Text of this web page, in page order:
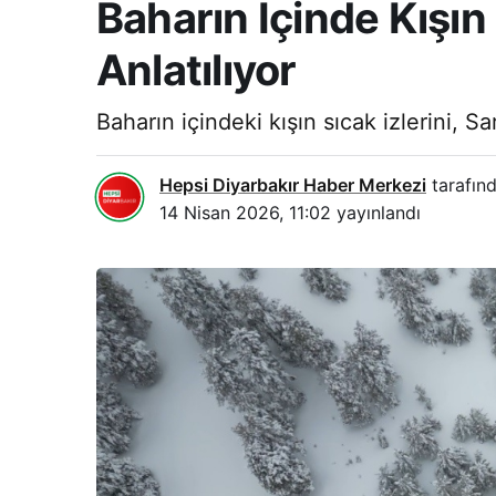
Baharın İçinde
Anlatılıyor
Baharın içindeki kışın sıcak izlerini,
Hepsi Diyarbakır Haber Merkezi
14 Nisan 2026, 11:02 yayınlandı